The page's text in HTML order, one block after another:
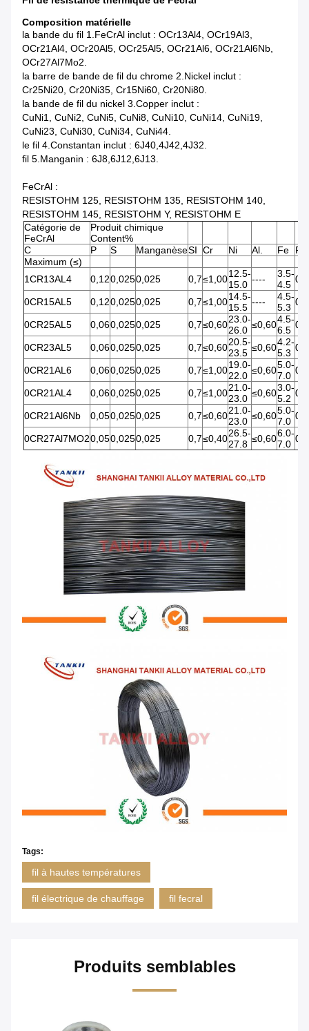
Composition matérielle
la bande du fil 1.FeCrAl inclut : OCr13Al4, OCr19Al3,
OCr21Al4, OCr20Al5, OCr25Al5, OCr21Al6, OCr21Al6Nb,
OCr27Al7Mo2.
la barre de bande de fil du chrome 2.Nickel inclut :
Cr25Ni20, Cr20Ni35, Cr15Ni60, Cr20Ni80.
la bande de fil du nickel 3.Copper inclut :
CuNi1, CuNi2, CuNi5, CuNi8, CuNi10, CuNi14, CuNi19,
CuNi23, CuNi30, CuNi34, CuNi44.
le fil 4.Constantan inclut : 6J40,4J42,4J32.
fil 5.Manganin : 6J8,6J12,6J13.
FeCrAl :
RESISTOHM 125, RESISTOHM 135, RESISTOHM 140,
RESISTOHM 145, RESISTOHM Y, RESISTOHM E
Catégorie de
FeCrAl
Produit chimique
Content%
C
P S ManganèseSI Cr Ni Al. Fe
Re
Maximum (≤)
1CR13AL4
0,120,0250,025 0,7≤1,0012.5-
15.0 ----
3.5-
4.5 0,1
0CR15AL5 0,120,0250,025 0,7≤1,0014.5-
15.5 ----
4.5-
5.3 0,1
0CR25AL5 0,060,0250,025 0,7≤0,6023.0-
26.0 ≤0,604.5-
6.5 0,1
0CR23AL5 0,060,0250,025 0,7≤0,6020.5-
23.5 ≤0,604.2-
5.3 0,1
0CR21AL6 0,060,0250,025 0,7≤1,0019.0-
22.0 ≤0,605.0-
7.0 0,1
0CR21AL4 0,060,0250,025 0,7≤1,0021.0-
23.0 ≤0,603.0-
5.2 0,1
0CR21Al6Nb 0,050,0250,025 0,7≤0,6021.0-
23.0 ≤0,605.0-
7.0 0,1
0CR27Al7MO20,050,0250,025 0,7≤0,4026.5-
27.8 ≤0,606.0-
7.0 0,1
Tags:
fil à hautes températures
fil électrique de chauffage fil fecral
Produits semblables